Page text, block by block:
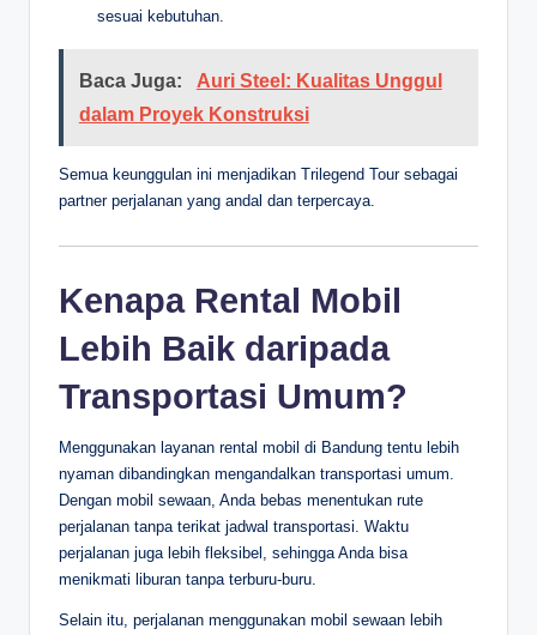
sesuai kebutuhan.
Baca Juga:
Auri Steel: Kualitas Unggul
dalam Proyek Konstruksi
Semua keunggulan ini menjadikan Trilegend Tour sebagai
partner perjalanan yang andal dan terpercaya.
Kenapa Rental Mobil
Lebih Baik daripada
Transportasi Umum?
Menggunakan layanan rental mobil di Bandung tentu lebih
nyaman dibandingkan mengandalkan transportasi umum.
Dengan mobil sewaan, Anda bebas menentukan rute
perjalanan tanpa terikat jadwal transportasi. Waktu
perjalanan juga lebih fleksibel, sehingga Anda bisa
menikmati liburan tanpa terburu-buru.
Selain itu, perjalanan menggunakan mobil sewaan lebih